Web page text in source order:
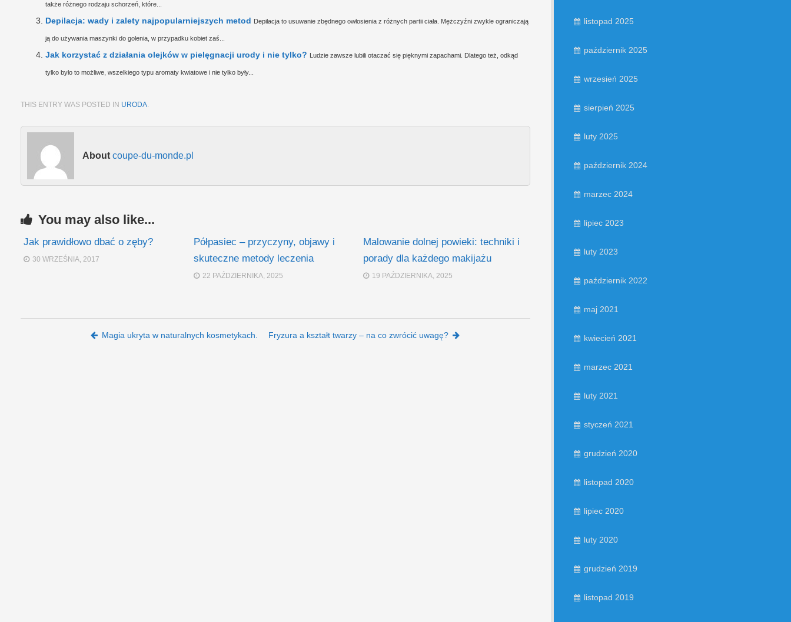
także różnego rodzaju schorzeń, które...
Depilacja: wady i zalety najpopularniejszych metod Depilacja to usuwanie zbędnego owłosienia z różnych partii ciała. Mężczyźni zwykle ograniczają
ją do używania maszynki do golenia, w przypadku kobiet zaś...
Jak korzystać z działania olejków w pielęgnacji urody i nie tylko? Ludzie zawsze lubili otaczać się pięknymi zapachami. Dlatego też, odkąd
tylko było to możliwe, wszelkiego typu aromaty kwiatowe i nie tylko były...
THIS ENTRY WAS POSTED IN URODA.
About coupe-du-monde.pl
You may also like...
Jak prawidłowo dbać o zęby?
30 WRZEŚNIA, 2017
Półpasiec – przyczyny, objawy i
skuteczne metody leczenia
22 PAŹDZIERNIKA, 2025
Malowanie dolnej powieki: techniki i
porady dla każdego makijażu
19 PAŹDZIERNIKA, 2025
Post navigationMagia ukryta w naturalnych kosmetykach. Fryzura a kształt twarzy – na co zwrócić uwagę?
listopad 2025
październik 2025
wrzesień 2025
sierpień 2025
luty 2025
październik 2024
marzec 2024
lipiec 2023
luty 2023
październik 2022
maj 2021
kwiecień 2021
marzec 2021
luty 2021
styczeń 2021
grudzień 2020
listopad 2020
lipiec 2020
luty 2020
grudzień 2019
listopad 2019